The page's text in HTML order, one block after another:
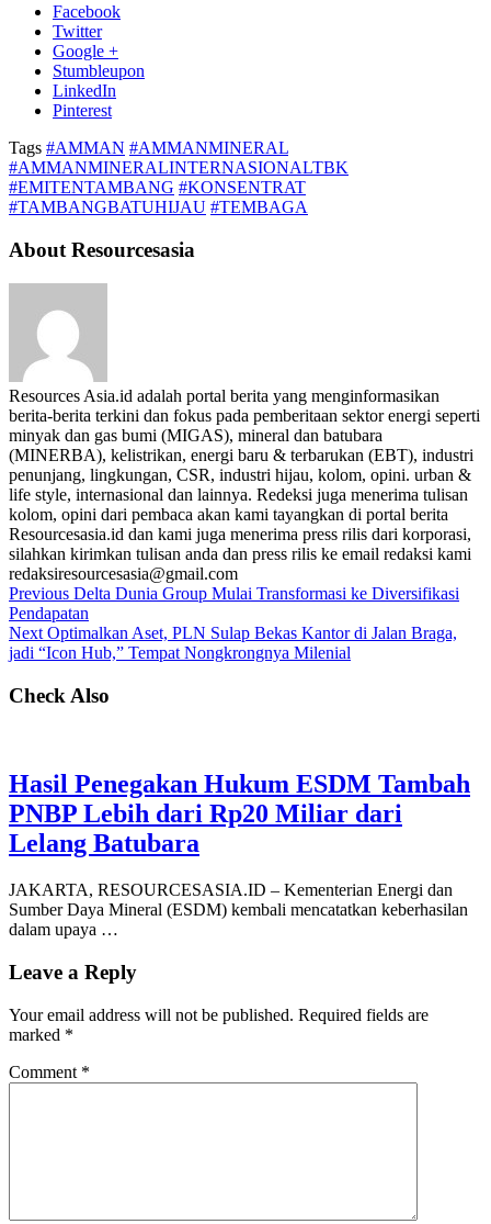
Facebook
Twitter
Google +
Stumbleupon
LinkedIn
Pinterest
Tags #AMMAN #AMMANMINERAL
#AMMANMINERALINTERNASIONALTBK
#EMITENTAMBANG #KONSENTRAT
#TAMBANGBATUHIJAU #TEMBAGA
About Resourcesasia
Resources Asia.id adalah portal berita yang menginformasikan
berita-berita terkini dan fokus pada pemberitaan sektor energi seperti
minyak dan gas bumi (MIGAS), mineral dan batubara
(MINERBA), kelistrikan, energi baru & terbarukan (EBT), industri
penunjang, lingkungan, CSR, industri hijau, kolom, opini. urban &
life style, internasional dan lainnya. Redeksi juga menerima tulisan
kolom, opini dari pembaca akan kami tayangkan di portal berita
Resourcesasia.id dan kami juga menerima press rilis dari korporasi,
silahkan kirimkan tulisan anda dan press rilis ke email redaksi kami
redaksiresourcesasia@gmail.com
Previous Delta Dunia Group Mulai Transformasi ke Diversifikasi
Pendapatan
Next Optimalkan Aset, PLN Sulap Bekas Kantor di Jalan Braga,
jadi “Icon Hub,” Tempat Nongkrongnya Milenial
Check Also
Hasil Penegakan Hukum ESDM Tambah
PNBP Lebih dari Rp20 Miliar dari
Lelang Batubara
JAKARTA, RESOURCESASIA.ID – Kementerian Energi dan
Sumber Daya Mineral (ESDM) kembali mencatatkan keberhasilan
dalam upaya …
Leave a Reply
Your email address will not be published. Required fields are
marked *
Comment *